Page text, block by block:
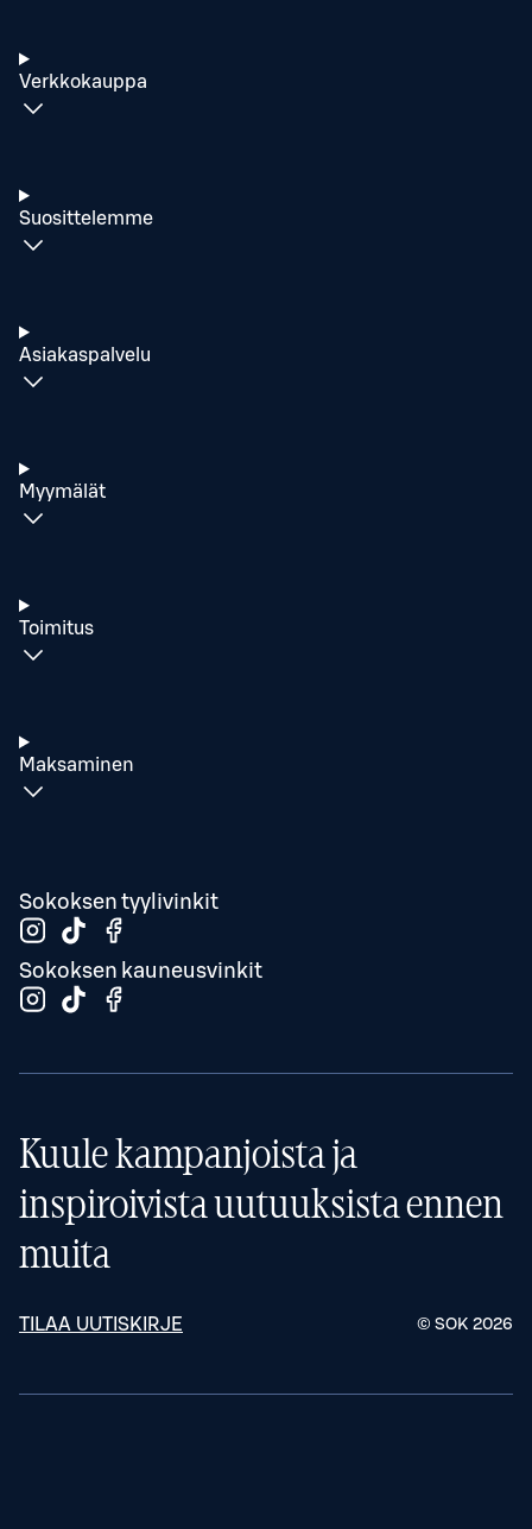
Verkkokauppa
Suosittelemme
Asiakaspalvelu
Myymälät
Toimitus
Maksaminen
Sokoksen tyylivinkit
Sokoksen kauneusvinkit
Kuule kampanjoista ja
inspiroivista uutuuksista ennen
muita
TILAA UUTISKIRJE © SOK 2026